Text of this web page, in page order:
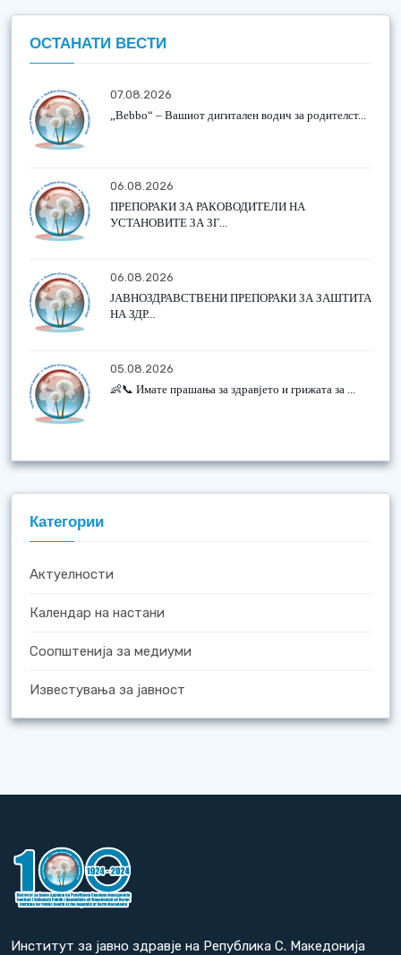
ОСТАНАТИ ВЕСТИ
07.08.2026
„Bebbo“ – Вашиот дигитален водич за родителст...
06.08.2026
ПРЕПОРАКИ ЗА РАКОВОДИТЕЛИ НА
УСТАНОВИТЕ ЗА ЗГ...
06.08.2026
ЈАВНОЗДРАВСТВЕНИ ПРЕПОРАКИ ЗА ЗАШТИТА
НА ЗДР...
05.08.2026
👶📞 Имате прашања за здравјето и грижата за ...
Категории
Актуелности
Календар на настани
Соопштенија за медиуми
Известувања за јавност
Институт за јавно здравје на Република С. Македонија